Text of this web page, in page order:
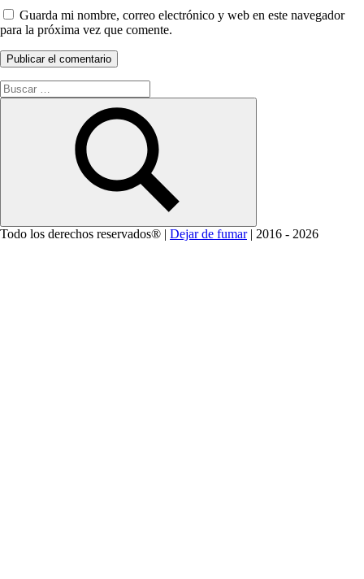
Guarda mi nombre, correo electrónico y web en este navegador
para la próxima vez que comente.
Buscar:
Buscar
Todo los derechos reservados® | Dejar de fumar| 2016 - 2026